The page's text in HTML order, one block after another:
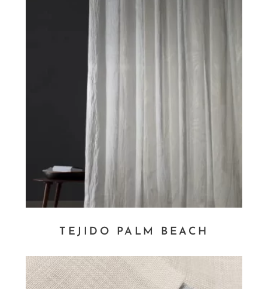
TEJIDO PALM BEACH